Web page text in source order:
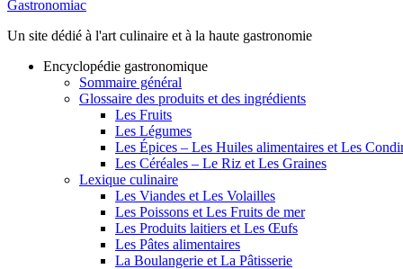
Gastronomiac
Un site dédié à l'art culinaire et à la haute gastronomie
Encyclopédie gastronomique
Sommaire général
Glossaire des produits et des ingrédients
Les Fruits
Les Légumes
Les Épices – Les Huiles alimentaires et Les
Les Céréales – Le Riz et Les Graines
Lexique culinaire
Les Viandes et Les Volailles
Les Poissons et Les Fruits de mer
Les Produits laitiers et Les Œufs
Les Pâtes alimentaires
La Boulangerie et La Pâtisserie